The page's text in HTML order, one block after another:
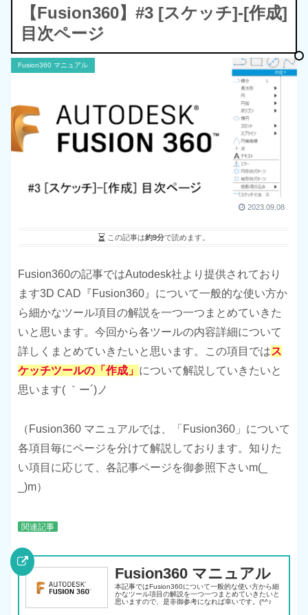
【Fusion360】#3 [スケッチ]-[作成]
目次ページ
Fusion360 マニュアル
2023.09.08
この記事は約9分で読めます。
Fusion360の記事ではAutodesk社より提供されており
ます3D CAD『Fusion360』について一般的な使い方か
ら細かなツール項目の解説を一つ一つまとめていきた
いと思います。今回から各ツールの内容詳細について
詳しくまとめていきたいと思います。この項目ではス
ケッチツールの「作成」 について解説していきたいと
思います( ｀ー´)ノ
（Fusion360 マニュアルでは、「Fusion360」について
各項目毎にページを分けて解説しております。知りた
い項目に応じて、各記事ページを御参照下さいm(_
_)m）
関連記事
Fusion360 マニュアル
本記事ではFusion360について一般的な使い方から細
かなツール項目の解説を一つ一つまとめていきたいと
思いますので、是非御参考になれば幸いです。(^^♪